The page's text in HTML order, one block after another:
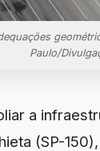
Paulo/
a
(SP-